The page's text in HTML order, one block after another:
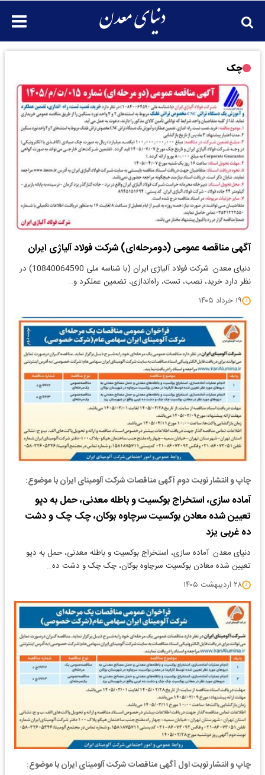
چک
آگهی مناقصه عمومی (دومرحله‌ای) شرکت فولاد آلیاژی ایران
دنیای معدن: شرکت فولاد آلیاژی ایران (با شناسه ملی 10840064590) در
نظر دارد خرید، نصب، تست، راه‌اندازی، تضمین عملکرد و…
۱۹ خرداد ۱۴۰۵
چاپ و انتشار نوبت دوم آگهی مناقصات شرکت آلومینای ایران با موضوع:
آماده سازی، استخراج بوکسیت و باطله معدنی، حمل به دپو
تعیین شده معادن بوکسیت سرچاوه بوکان، چک چک و دشت
ده غربی یزد
دنیای معدن: آماده سازی، استخراج بوکسیت و باطله معدنی، حمل به دپو
تعیین شده معادن بوکسیت سرچاوه بوکان، چک چک و دشت ده…
۲۸ اردیبهشت ۱۴۰۵
چاپ و انتشار نوبت اول آگهی مناقصات شرکت آلومینای ایران با موضوع: